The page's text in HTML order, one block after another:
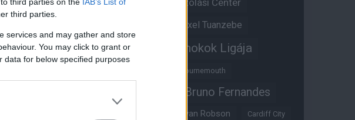
third parties.
services and may gather and store
You may click to grant or
data for below specified purposes
Aston Villa Átigazolási Center
Axel Tuanzebe
Ayden Heaven Bajnokok Ligája
Bournemouth
Bruno Fernandes
Bryan Robson Cardiff City